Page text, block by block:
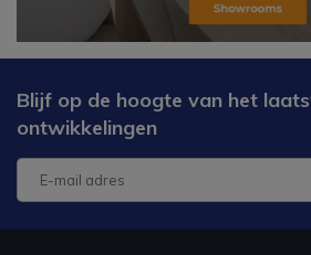
Blijf op de hoogte van het
ontwikkelingen